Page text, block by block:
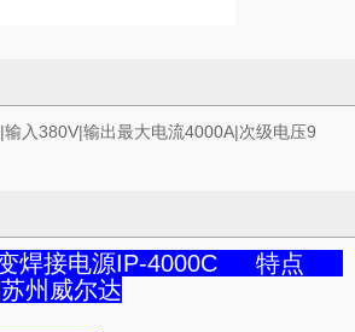
入380V|输出最大电流4000A|次级电压9
变焊接电源IP-4000C 特点
州威尔达